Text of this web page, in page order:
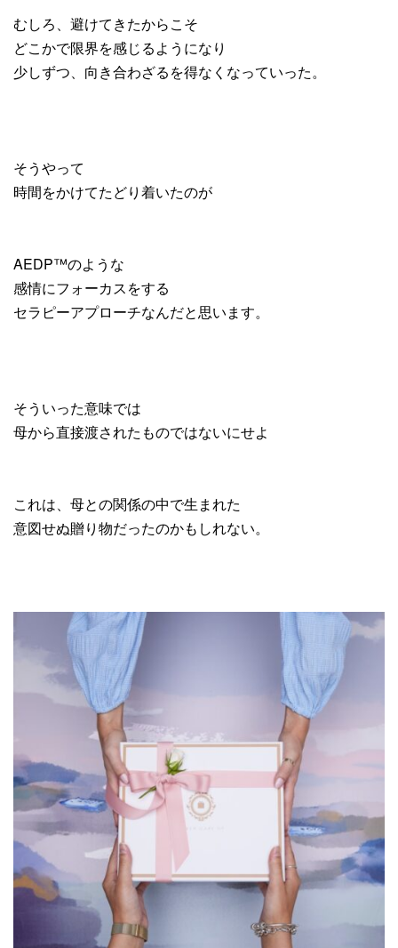
むしろ、避けてきたからこそ
どこかで限界を感じるようになり
少しずつ、向き合わざるを得なくなっていった。
そうやって
時間をかけてたどり着いたのが
AEDP™️のような
感情にフォーカスをする
セラピーアプローチなんだと思います。
そういった意味では
母から直接渡されたものではないにせよ
これは、母との関係の中で生まれた
意図せぬ贈り物だったのかもしれない。